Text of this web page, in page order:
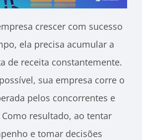
crescer com sucesso
ela precisa acumular a
de receita constantemente.
sua empresa corre o
pelos concorrentes e
resultado, ao tentar
e tomar decisões